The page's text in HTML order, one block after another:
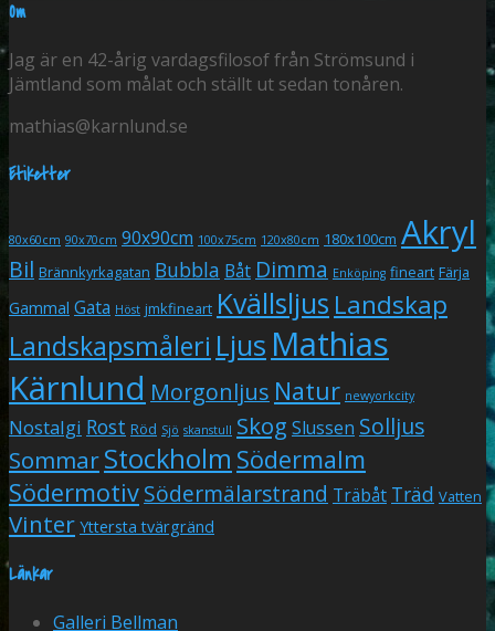
Om
Jag är en 42-årig vardagsfilosof från Strömsund i
Jämtland som målat och ställt ut sedan tonåren.
mathias@karnlund.se
Etiketter
80x60cm 90x70cm 90x90cm 100x75cm 120x80cm 180x100cm Akryl
Bil Brännkyrkagatan Bubbla Båt Dimma Enköping fineart Färja
Gammal Gata Höst jmkfineart Kvällsljus Landskap
Landskapsmåleri Ljus Mathias
Kärnlund Morgonljus Natur newyorkcity
Nostalgi Rost Röd Sjö skanstull Skog Slussen Solljus
SommarStockholm Södermalm
SödermotivSödermälarstrand Träbåt Träd Vatten
Vinter Yttersta tvärgränd
Länkar
Galleri Bellman